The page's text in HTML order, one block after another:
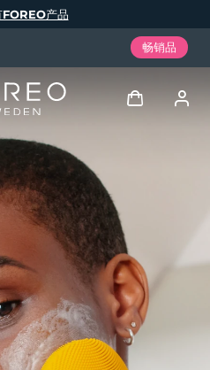
FOREO产品
畅销品
我的设备
我的订单
我的地址
Elixir
Español
Português
Русский
繁體中文